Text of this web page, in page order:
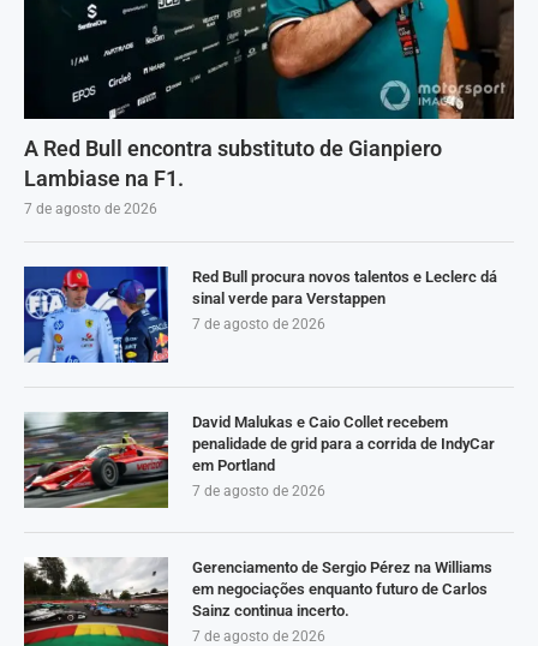
A Red Bull encontra substituto de Gianpiero
Lambiase na F1.
7 de agosto de 2026
Red Bull procura novos talentos e Leclerc dá
sinal verde para Verstappen
7 de agosto de 2026
David Malukas e Caio Collet recebem
penalidade de grid para a corrida de IndyCar
em Portland
7 de agosto de 2026
Gerenciamento de Sergio Pérez na Williams
em negociações enquanto futuro de Carlos
Sainz continua incerto.
7 de agosto de 2026